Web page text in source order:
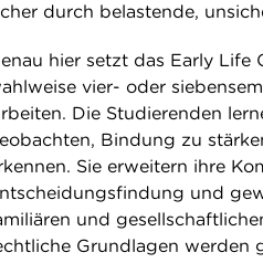
durch belastende,
hier setzt das Early Life
vier- oder
Die Studierenden
Bindung zu
Sie erweitern ihre
und
und
Grundlagen werden